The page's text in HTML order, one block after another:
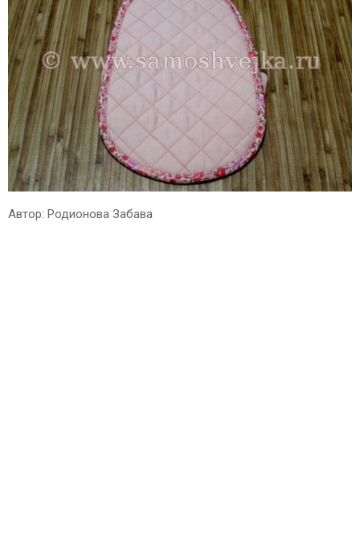
Автор: Родионова Забава